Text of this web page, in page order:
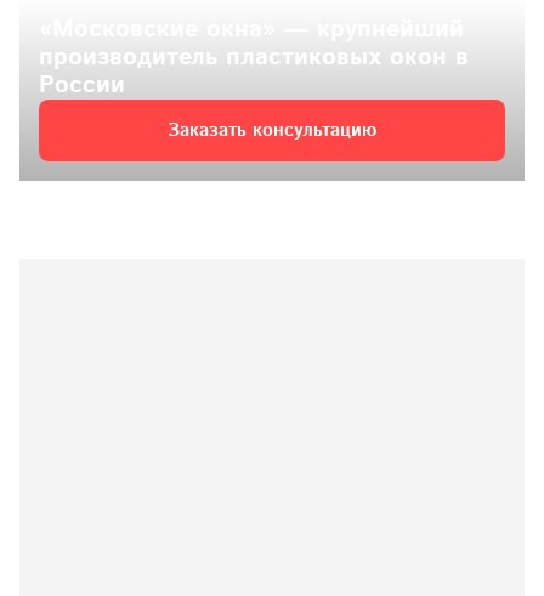
производитель пластиковых окон в
России
Заказать консультацию